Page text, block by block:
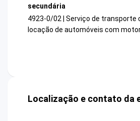
secundária
4923-0/02 | Serviço de transporte
locação de automóveis com
Localização e contato da